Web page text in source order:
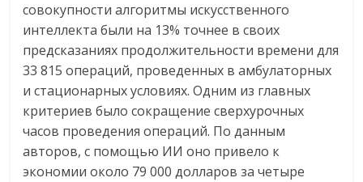
совокупности алгоритмы искусственного
интеллекта были на 13% точнее в своих
предсказаниях продолжительности времени для
33 815 операций, проведенных в амбулаторных
и стационарных условиях. Одним из главных
критериев было сокращение сверхурочных
часов проведения операций. По данным
авторов, с помощью ИИ оно привело к
экономии около 79 000 долларов за четыре